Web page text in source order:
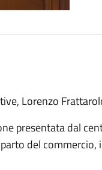
Lorenzo
presentata dal
del commercio,